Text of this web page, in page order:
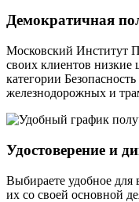
Демократичная
Московский Институт
своих клиентов низкие
категории
железнодорожных и
Удостоверение и
Выбираете удобное для
их со своей основной